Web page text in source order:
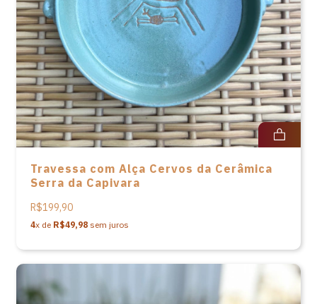
Travessa com Alça Cervos da Cerâmica
Serra da Capivara
R$199,90
4x de R$49,98 sem juros